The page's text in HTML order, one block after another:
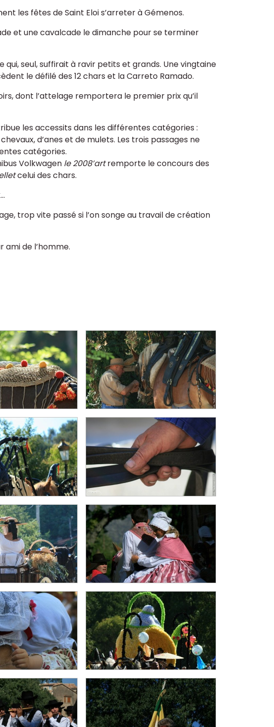
les fêtes de Saint Eloi s’arreter à Gémenos.
et une cavalcade le dimanche pour se terminer
seul, suffirait à ravir petits et grands. Une vingtaine
le défilé des 12 chars et la Carreto Ramado.
dont l’attelage remportera le premier prix qu’il
les accessits dans les différentes catégories :
d’anes et de mulets. Les trois passages ne
catégories.
Volkwagen le 2008’artremporte le concours des
celui des chars.
trop vite passé si l’on songe au travail de création
ami de l’homme.